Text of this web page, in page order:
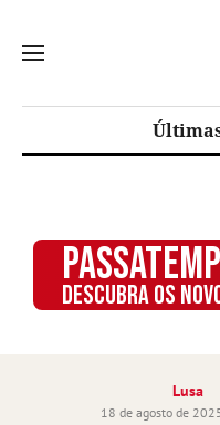
DESCUBRA OS
Lusa
18 de agosto de